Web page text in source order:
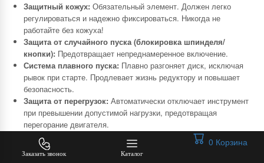
Заказать звонок Каталог
0 Корзина
Защитный кожух: Обязательный элемент. Должен легко
регулироваться и надежно фиксироваться. Никогда не
работайте без кожуха!
Защита от случайного пуска (блокировка шпинделя/
кнопки): Предотвращает непреднамеренное включение.
Система плавного пуска: Плавно разгоняет диск, исключая
рывок при старте. Продлевает жизнь редуктору и повышает
безопасность.
Защита от перегрузок: Автоматически отключает инструмент
при превышении допустимой нагрузки, предотвращая
перегорание двигателя.
Поддержание постоянных оборотов под нагрузкой
(Constant Speed):
Позволяет не снижать скорость при резке
плотных материалов.